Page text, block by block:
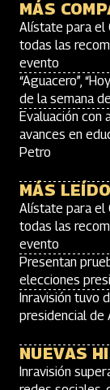
MÁS
Alístate para el
todas las
evento
“Aguacero”,
de la semana
Evaluación con
avances en
Petro
MÁS LEÍDO
Alístate para el
todas las
evento
Presentan
elecciones
Inravisión tuvo
presidencial de
NUEVAS
Inravisión